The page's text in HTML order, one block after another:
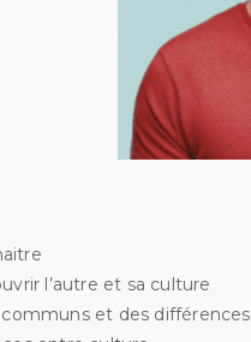
l’autre et sa culture
et des différences